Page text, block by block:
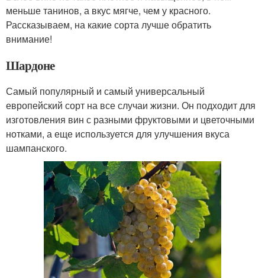
меньше танинов, а вкус мягче, чем у красного.
Рассказываем, на какие сорта лучше обратить
внимание!
Шардоне
Самый популярный и самый универсальный
европейский сорт на все случаи жизни. Он подходит для
изготовления вин с разными фруктовыми и цветочными
нотками, а еще используется для улучшения вкуса
шампанского.